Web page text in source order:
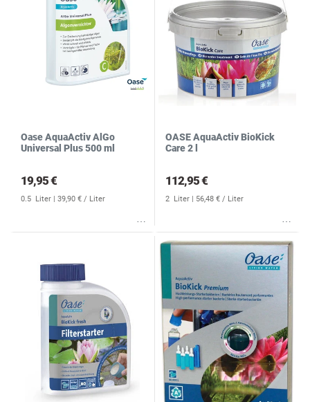
Oase AquaActiv AlGo
Universal Plus 500 ml
19,95 €
0.5 Liter | 39,90 € / Liter
OASE AquaActiv BioKick
Care 2 l
112,95 €
2 Liter | 56,48 € / Liter